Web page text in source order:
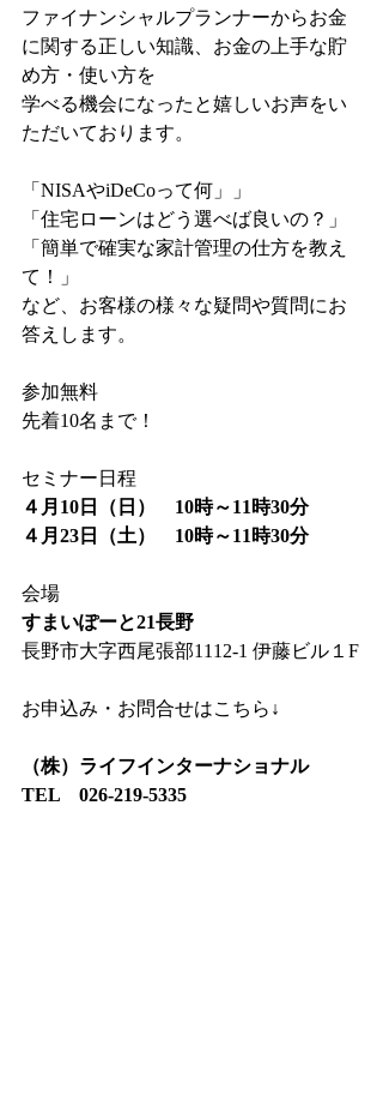
ファイナンシャルプランナーからお金
に関する正しい知識、お金の上手な貯
め方・使い方を
学べる機会になったと嬉しいお声をい
ただいております。
「NISAやiDeCoって何」」
「住宅ローンはどう選べば良いの？」
「簡単で確実な家計管理の仕方を教え
て！」
など、お客様の様々な疑問や質問にお
答えします。
参加無料
先着10名まで！
セミナー日程
４月10日（日）　10時～11時30分
４月23日（土）　10時～11時30分
会場
すまいぽーと21長野
長野市大字西尾張部1112-1 伊藤ビル１F
お申込み・お問合せはこちら↓
（株）ライフインターナショナル
TEL　026-219-5335